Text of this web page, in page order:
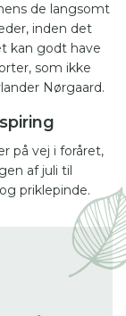
er flerårig og
drivhuset og
til
de langsomt
inden det
kan godt have
som ikke
Nørgaard.
på vej i foråret,
af juli til
priklepinde.